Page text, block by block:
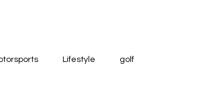
Lifestyle golf